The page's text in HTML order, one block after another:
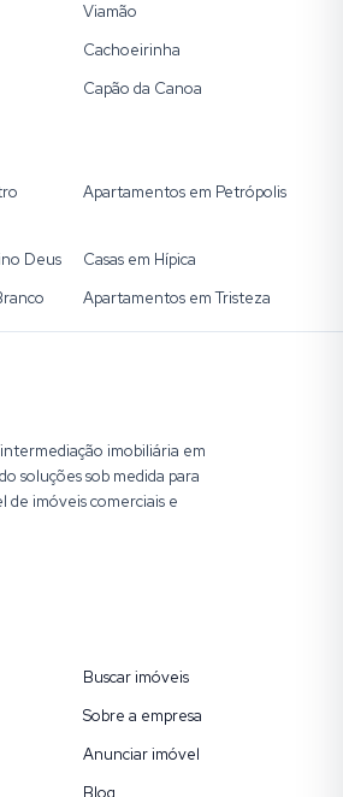
Viamão
Cachoeirinha
Capão da Canoa
Apartamentos em Petrópolis
Deus
Casas em Hípica
Apartamentos em Tristeza
imobiliária em
soluções sob medida para
de imóveis comerciais e
Buscar imóveis
Sobre a empresa
Anunciar imóvel
Blog